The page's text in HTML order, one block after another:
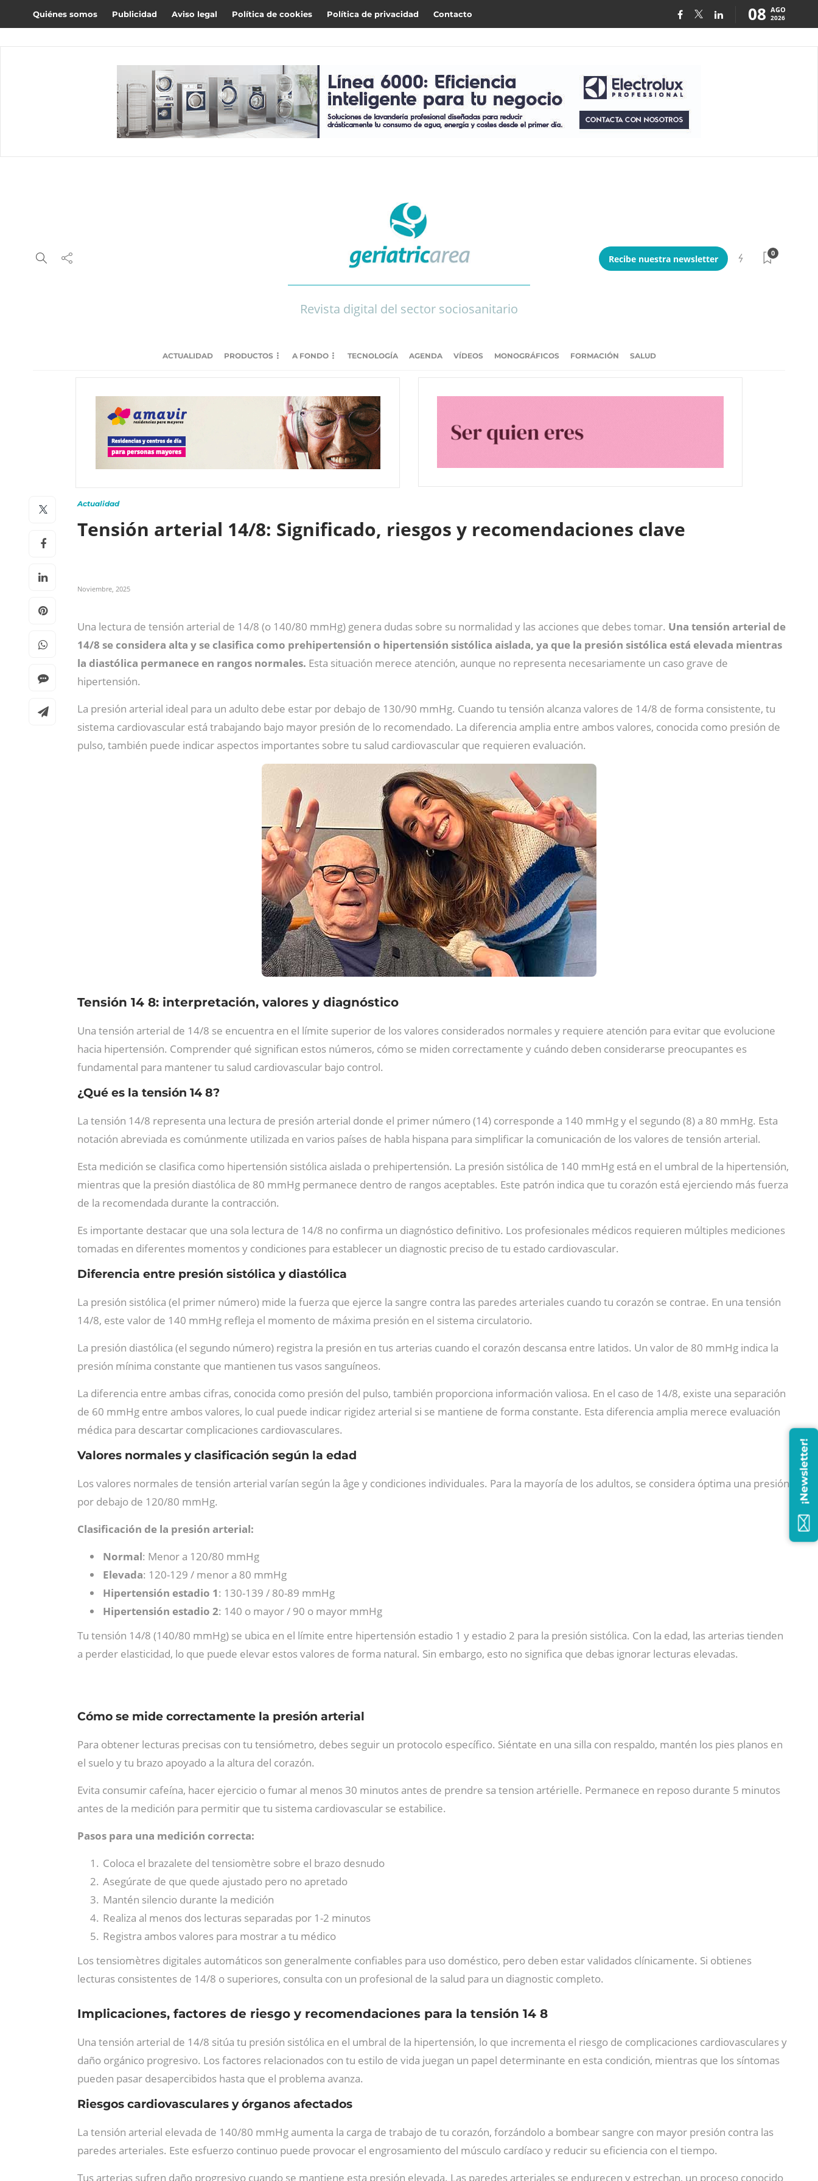
Quiénes somos Publicidad Aviso legal Política de cookies Política de privacidad Contacto 08 AGO
2026
Revista digital del sector sociosanitario
Recibe nuestra newsletter
0
ACTUALIDAD PRODUCTOS A FONDO TECNOLOGÍA AGENDA VÍDEOS MONOGRÁFICOS FORMACIÓN SALUD
Actualidad
Tensión arterial 14/8: Significado, riesgos y recomendaciones clave
Noviembre, 2025
Una lectura de tensión arterial de 14/8 (o 140/80 mmHg) genera dudas sobre su normalidad y las acciones que debes tomar. Una tensión arterial de
14/8 se considera alta y se clasifica como prehipertensión o hipertensión sistólica aislada, ya que la presión sistólica está elevada mientras
la diastólica permanece en rangos normales. Esta situación merece atención, aunque no representa necesariamente un caso grave de
hipertensión.
La presión arterial ideal para un adulto debe estar por debajo de 130/90 mmHg. Cuando tu tensión alcanza valores de 14/8 de forma consistente, tu
sistema cardiovascular está trabajando bajo mayor presión de lo recomendado. La diferencia amplia entre ambos valores, conocida como presión de
pulso, también puede indicar aspectos importantes sobre tu salud cardiovascular que requieren evaluación.
Tensión 14 8: interpretación, valores y diagnóstico
Una tensión arterial de 14/8 se encuentra en el límite superior de los valores considerados normales y requiere atención para evitar que evolucione
hacia hipertensión. Comprender qué significan estos números, cómo se miden correctamente y cuándo deben considerarse preocupantes es
fundamental para mantener tu salud cardiovascular bajo control.
¿Qué es la tensión 14 8?
La tensión 14/8 representa una lectura de presión arterial donde el primer número (14) corresponde a 140 mmHg y el segundo (8) a 80 mmHg. Esta
notación abreviada es comúnmente utilizada en varios países de habla hispana para simplificar la comunicación de los valores de tensión arterial.
Esta medición se clasifica como hipertensión sistólica aislada o prehipertensión. La presión sistólica de 140 mmHg está en el umbral de la hipertensión,
mientras que la presión diastólica de 80 mmHg permanece dentro de rangos aceptables. Este patrón indica que tu corazón está ejerciendo más fuerza
de la recomendada durante la contracción.
Es importante destacar que una sola lectura de 14/8 no confirma un diagnóstico definitivo. Los profesionales médicos requieren múltiples mediciones
tomadas en diferentes momentos y condiciones para establecer un diagnostic preciso de tu estado cardiovascular.
Diferencia entre presión sistólica y diastólica
La presión sistólica (el primer número) mide la fuerza que ejerce la sangre contra las paredes arteriales cuando tu corazón se contrae. En una tensión
14/8, este valor de 140 mmHg refleja el momento de máxima presión en el sistema circulatorio.
La presión diastólica (el segundo número) registra la presión en tus arterias cuando el corazón descansa entre latidos. Un valor de 80 mmHg indica la
presión mínima constante que mantienen tus vasos sanguíneos.
La diferencia entre ambas cifras, conocida como presión del pulso, también proporciona información valiosa. En el caso de 14/8, existe una separación
de 60 mmHg entre ambos valores, lo cual puede indicar rigidez arterial si se mantiene de forma constante. Esta diferencia amplia merece evaluación
médica para descartar complicaciones cardiovasculares.
Valores normales y clasificación según la edad
Los valores normales de tensión arterial varían según la âge y condiciones individuales. Para la mayoría de los adultos, se considera óptima una presión
por debajo de 120/80 mmHg.
Clasificación de la presión arterial:
Normal: Menor a 120/80 mmHg
Elevada: 120-129 / menor a 80 mmHg
Hipertensión estadio 1: 130-139 / 80-89 mmHg
Hipertensión estadio 2: 140 o mayor / 90 o mayor mmHg
Tu tensión 14/8 (140/80 mmHg) se ubica en el límite entre hipertensión estadio 1 y estadio 2 para la presión sistólica. Con la edad, las arterias tienden
a perder elasticidad, lo que puede elevar estos valores de forma natural. Sin embargo, esto no significa que debas ignorar lecturas elevadas.
Cómo se mide correctamente la presión arterial
Para obtener lecturas precisas con tu tensiómetro, debes seguir un protocolo específico. Siéntate en una silla con respaldo, mantén los pies planos en
el suelo y tu brazo apoyado a la altura del corazón.
Evita consumir cafeína, hacer ejercicio o fumar al menos 30 minutos antes de prendre sa tension artérielle. Permanece en reposo durante 5 minutos
antes de la medición para permitir que tu sistema cardiovascular se estabilice.
Pasos para una medición correcta:
Coloca el brazalete del tensiomètre sobre el brazo desnudo
Asegúrate de que quede ajustado pero no apretado
Mantén silencio durante la medición
Realiza al menos dos lecturas separadas por 1-2 minutos
Registra ambos valores para mostrar a tu médico
Los tensiomètres digitales automáticos son generalmente confiables para uso doméstico, pero deben estar validados clínicamente. Si obtienes
lecturas consistentes de 14/8 o superiores, consulta con un profesional de la salud para un diagnostic completo.
Implicaciones, factores de riesgo y recomendaciones para la tensión 14 8
Una tensión arterial de 14/8 sitúa tu presión sistólica en el umbral de la hipertensión, lo que incrementa el riesgo de complicaciones cardiovasculares y
daño orgánico progresivo. Los factores relacionados con tu estilo de vida juegan un papel determinante en esta condición, mientras que los síntomas
pueden pasar desapercibidos hasta que el problema avanza.
Riesgos cardiovasculares y órganos afectados
La tensión arterial elevada de 140/80 mmHg aumenta la carga de trabajo de tu corazón, forzándolo a bombear sangre con mayor presión contra las
paredes arteriales. Este esfuerzo continuo puede provocar el engrosamiento del músculo cardíaco y reducir su eficiencia con el tiempo.
Tus arterias sufren daño progresivo cuando se mantiene esta presión elevada. Las paredes arteriales se endurecen y estrechan, un proceso conocido
¡Newsletter!